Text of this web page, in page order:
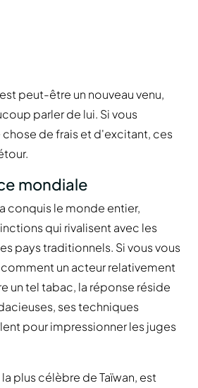
est peut-être un nouveau venu,
parler de lui. Si vous
de frais et d'excitant, ces
mondiale
conquis le monde entier,
qui rivalisent avec les
pays traditionnels. Si vous vous
un acteur relativement
un tel tabac, la réponse réside
ses techniques
pour impressionner les juges
plus célèbre de Taïwan, est